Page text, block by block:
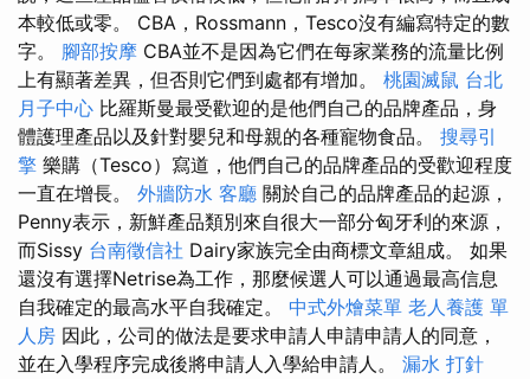
本較低或零。 CBA，Rossmann，Tesco沒有編寫特定的數
字。 腳部按摩 CBA並不是因為它們在每家業務的流量比例
上有顯著差異，但否則它們到處都有增加。 桃園滅鼠 台北
月子中心 比羅斯曼最受歡迎的是他們自己的品牌產品，身
體護理產品以及針對嬰兒和母親的各種寵物食品。 搜尋引
擎 樂購（Tesco）寫道，他們自己的品牌產品的受歡迎程度
一直在增長。 外牆防水 客廳 關於自己的品牌產品的起源，
Penny表示，新鮮產品類別來自很大一部分匈牙利的來源，
而Sissy 台南徵信社 Dairy家族完全由商標文章組成。 如果
還沒有選擇Netrise為工作，那麼候選人可以通過最高信息
自我確定的最高水平自我確定。 中式外燴菜單 老人養護 單
人房 因此，公司的做法是要求申請人申請申請人的同意，
並在入學程序完成後將申請人入學給申請人。 漏水 打針